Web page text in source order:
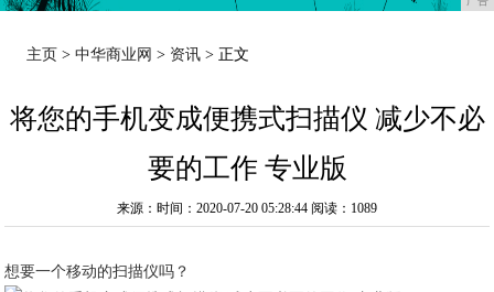
主页 >中华商业网 > 资讯 > 正文
将您的手机变成便携式扫描仪 减少不必
要的工作 专业版
来源：时间：2020-07-20 05:28:44 阅读：1089
想要一个移动的扫描仪吗？